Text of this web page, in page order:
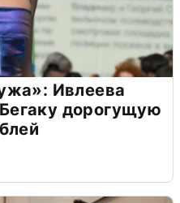
Ивлеева
дорогущую